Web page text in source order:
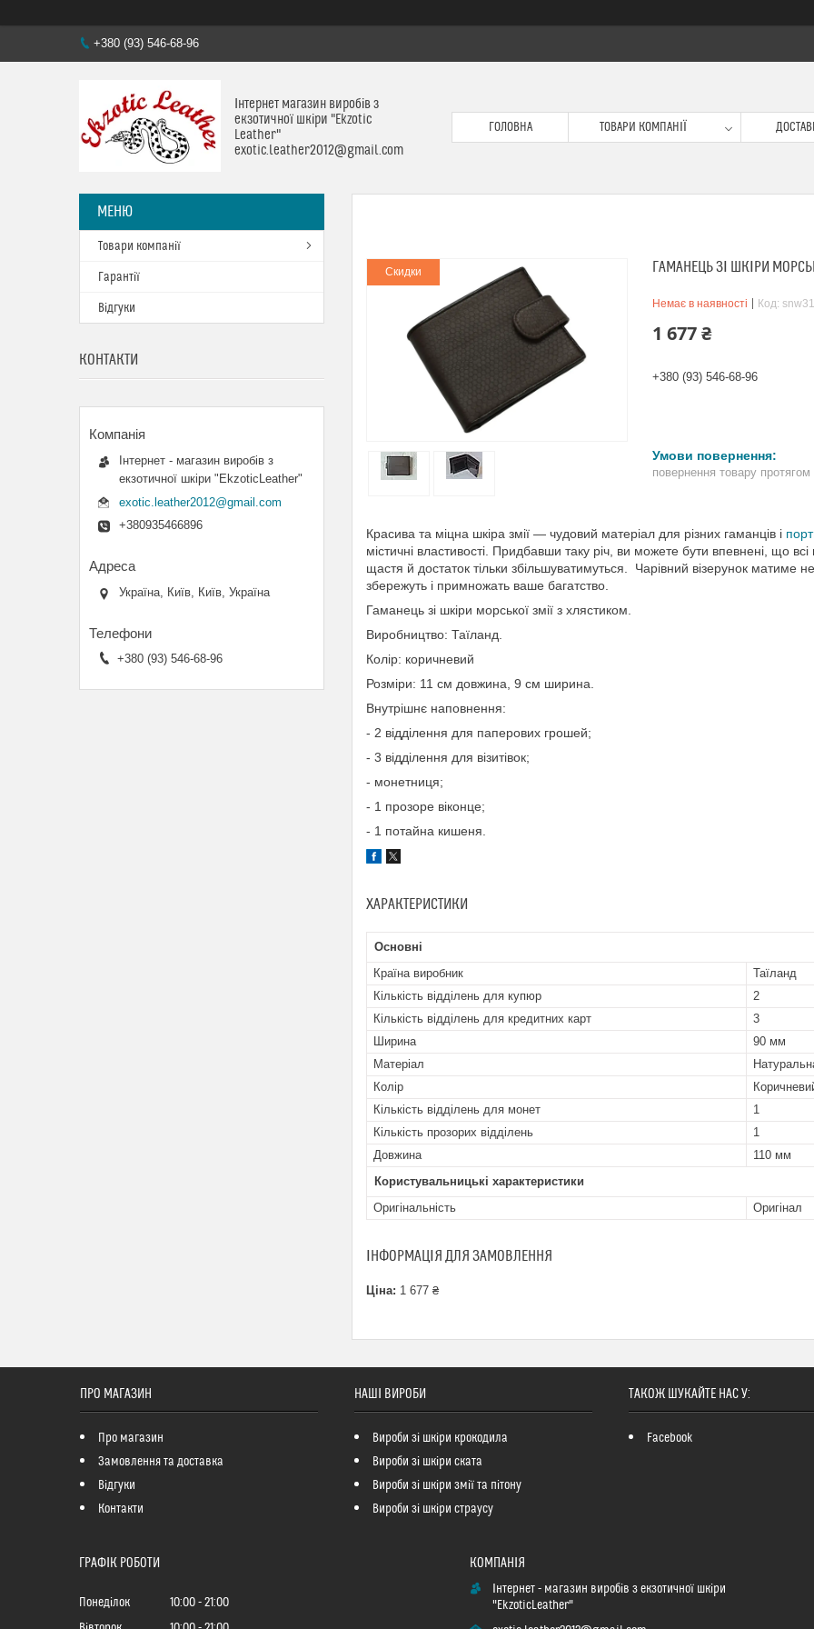
+380 (93) 546-68-96
Інтернет магазин виробів з
екзотичної шкіри "Ekzotic
Leather"
exotic.leather2012@gmail.com
ГОЛОВНА ТОВАРИ КОМПАНІЇ
Скидки ГАМАНЕЦЬ ЗІ ШКІРИ
Немає в наявності Код: snw31
1 677 ₴
+380 (93) 546-68-96
повернення товару протягом
Красива та міцна шкіра змії — чудовий матеріал для різних гаманців і
містичні властивості. Придбавши таку річ, ви можете бути впевнені, що
щастя й достаток тільки збільшуватимуться. Чарівний візерунок матиме
збережуть і примножать ваше багатство.
Гаманець зі шкіри морської змії з хлястиком.
Виробництво: Таїланд.
Колір: коричневий
Розміри: 11 см довжина, 9 см ширина.
Внутрішнє наповнення:
- 2 відділення для паперових грошей;
- 3 відділення для візитівок;
- монетниця;
- 1 прозоре віконце;
- 1 потайна кишеня.
ХАРАКТЕРИСТИКИ
Основні
Країна виробник
Таїланд
Кількість відділень для купюр
2
Кількість відділень для кредитних карт
3
Ширина
90 мм
Матеріал
Колір
Кількість відділень для монет
1
Кількість прозорих відділень
1
Довжина
110 мм
Користувальницькі характеристики
Оригінальність
Оригінал
ІНФОРМАЦІЯ ДЛЯ ЗАМОВЛЕННЯ
Ціна: 1 677 ₴
Товари компанії
Гарантії
Відгуки
КОНТАКТИ
Інтернет - магазин виробів з
екзотичної шкіри "EkzoticLeather"
exotic.leather2012@gmail.com
+380935466896
Україна, Київ, Київ, Україна
+380 (93) 546-68-96
ПРО МАГАЗИН
Про магазин
Замовлення та доставка
Відгуки
Контакти
НАШІ ВИРОБИ
Вироби зі шкіри крокодила
Вироби зі шкіри ската
Вироби зі шкіри змії та пітону
Вироби зі шкіри страусу
ТАКОЖ ШУКАЙТЕ НАС У:
Facebook
ГРАФІК РОБОТИ
Понеділок 10:00
21:00
Інтернет - магазин виробів з екзотичної шкіри
"EkzoticLeather"